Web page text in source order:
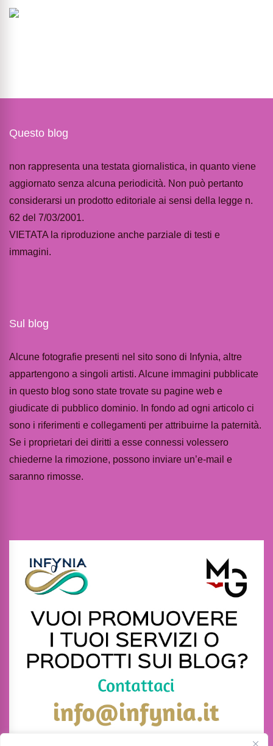
Questo blog
non rappresenta una testata giornalistica, in quanto viene
aggiornato senza alcuna periodicità. Non può pertanto
considerarsi un prodotto editoriale ai sensi della legge n.
62 del 7/03/2001.
VIETATA la riproduzione anche parziale di testi e
immagini.
Sul blog
Alcune fotografie presenti nel sito sono di Infynia, altre
appartengono a singoli artisti. Alcune immagini pubblicate
in questo blog sono state trovate su pagine web e
giudicate di pubblico dominio. In fondo ad ogni articolo ci
sono i riferimenti e collegamenti per attribuirne la paternità.
Se i proprietari dei diritti a esse connessi volessero
chiederne la rimozione, possono inviare un’e-mail e
saranno rimosse.